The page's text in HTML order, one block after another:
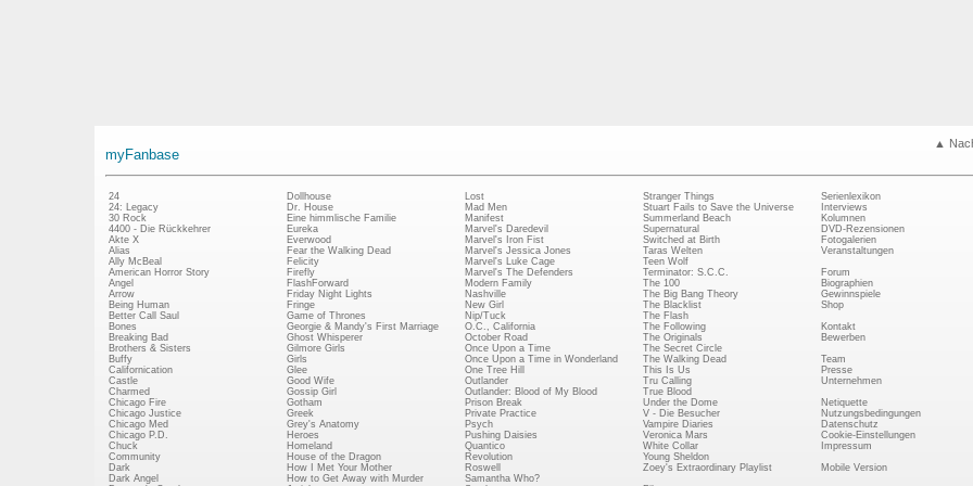
▲
myFanbase
24
24: Legacy
30 Rock
4400 - Die Rückkehrer
Akte X
Alias
Ally McBeal
American Horror Story
Angel
Arrow
Being Human
Better Call Saul
Bones
Breaking Bad
Brothers & Sisters
Buffy
Californication
Castle
Charmed
Chicago Fire
Chicago Justice
Chicago Med
Chicago P.D.
Chuck
Community
Dark
Dark Angel
Dollhouse
Dr. House
Eine himmlische Familie
Eureka
Everwood
Fear the Walking Dead
Felicity
Firefly
FlashForward
Friday Night Lights
Fringe
Game of Thrones
Georgie & Mandy's First Marriage
Ghost Whisperer
Gilmore Girls
Girls
Glee
Good Wife
Gossip Girl
Gotham
Greek
Grey's Anatomy
Heroes
Homeland
House of the Dragon
How I Met Your Mother
How to Get Away with Murder
Lost
Mad Men
Manifest
Marvel's Daredevil
Marvel's Iron Fist
Marvel's Jessica Jones
Marvel's Luke Cage
Marvel's The Defenders
Modern Family
Nashville
New Girl
Nip/Tuck
O.C., California
October Road
Once Upon a Time
Once Upon a Time in Wonderland
One Tree Hill
Outlander
Outlander: Blood of My Blood
Prison Break
Private Practice
Psych
Pushing Daisies
Quantico
Revolution
Roswell
Samantha Who?
Stranger Things
Stuart Fails to Save the Universe
Summerland Beach
Supernatural
Switched at Birth
Taras Welten
Teen Wolf
Terminator: S.C.C.
The 100
The Big Bang Theory
The Blacklist
The Flash
The Following
The Originals
The Secret Circle
The Walking Dead
This Is Us
Tru Calling
True Blood
Under the Dome
V - Die Besucher
Vampire Diaries
Veronica Mars
White Collar
Young Sheldon
Zoey's Extraordinary Playlist
Serienlexikon
Interviews
Kolumnen
DVD-Rezensionen
Fotogalerien
Veranstaltungen
Forum
Biographien
Gewinnspiele
Shop
Kontakt
Bewerben
Team
Presse
Unternehmen
Netiquette
Nutzungsbedingungen
Datenschutz
Cookie-Einstellungen
Impressum
Mobile Version